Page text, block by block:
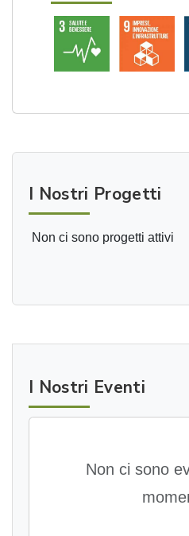
I Nostri Progetti
Non ci sono progetti attivi
I Nostri Eventi
Non ci sono